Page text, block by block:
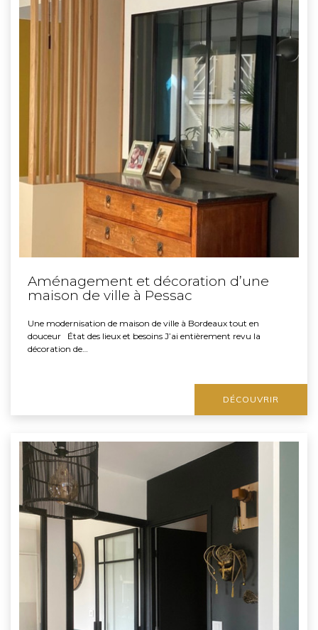
Aménagement et décoration d’une
maison de ville à Pessac
Une modernisation de maison de ville à Bordeaux tout en
douceur État des lieux et besoins J’ai entièrement revu la
décoration de…
DÉCOUVRIR